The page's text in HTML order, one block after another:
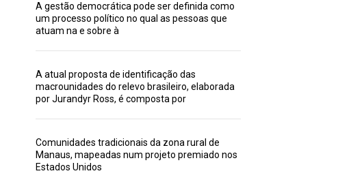
A gestão democrática pode ser definida como
um processo político no qual as pessoas que
atuam na e sobre à
A atual proposta de identificação das
macrounidades do relevo brasileiro, elaborada
por Jurandyr Ross, é composta por
Comunidades tradicionais da zona rural de
Manaus, mapeadas num projeto premiado nos
Estados Unidos